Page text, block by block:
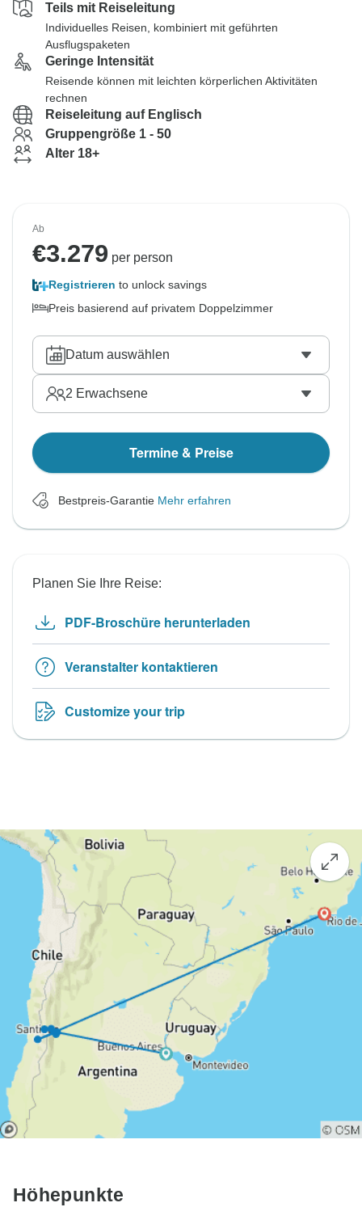
Teils mit Reiseleitung
Individuelles Reisen, kombiniert mit geführten
Ausflugspaketen
Geringe Intensität
Reisende können mit leichten körperlichen Aktivitäten
rechnen
Reiseleitung auf Englisch
Gruppengröße 1 - 50
Alter 18+
Ab
€3.279 per person
Registrieren to unlock savings
Preis basierend auf privatem Doppelzimmer
Datum auswählen
2 Erwachsene
Termine & Preise
Bestpreis-Garantie Mehr erfahren
Planen Sie Ihre Reise:
PDF-Broschüre herunterladen
Veranstalter kontaktieren
Customize your trip
Höhepunkte